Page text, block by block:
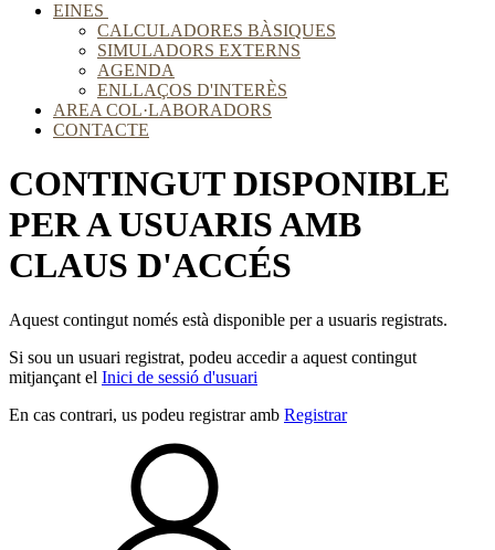
EINES
CALCULADORES BÀSIQUES
SIMULADORS EXTERNS
AGENDA
ENLLAÇOS D'INTERÈS
AREA COL·LABORADORS
CONTACTE
CONTINGUT DISPONIBLE
PER A USUARIS AMB
CLAUS D'ACCÉS
Aquest contingut només està disponible per a usuaris registrats.
Si sou un usuari registrat, podeu accedir a aquest contingut
mitjançant el Inici de sessió d'usuari
En cas contrari, us podeu registrar amb Registrar